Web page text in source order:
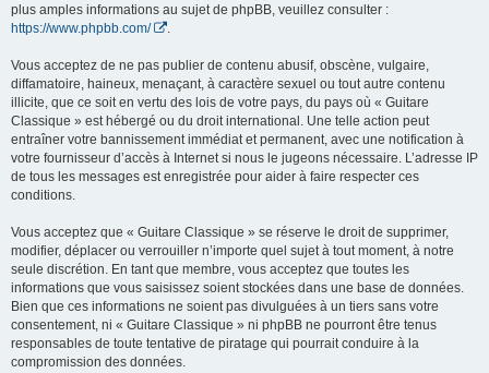
plus amples informations au sujet de phpBB, veuillez consulter :
https://www.phpbb.com/
Vous acceptez de ne pas publier de contenu abusif, obscène, vulgaire,
diffamatoire, haineux, menaçant, à caractère sexuel ou tout autre contenu
illicite, que ce soit en vertu des lois de votre pays, du pays où « Guitare
Classique » est hébergé ou du droit international. Une telle action peut
entraîner votre bannissement immédiat et permanent, avec une notification à
votre fournisseur d’accès à Internet si nous le jugeons nécessaire. L’adresse IP
de tous les messages est enregistrée pour aider à faire respecter ces
conditions.
Vous acceptez que « Guitare Classique » se réserve le droit de supprimer,
modifier, déplacer ou verrouiller n’importe quel sujet à tout moment, à notre
seule discrétion. En tant que membre, vous acceptez que toutes les
informations que vous saisissez soient stockées dans une base de données.
Bien que ces informations ne soient pas divulguées à un tiers sans votre
consentement, ni « Guitare Classique » ni phpBB ne pourront être tenus
responsables de toute tentative de piratage qui pourrait conduire à la
compromission des données.